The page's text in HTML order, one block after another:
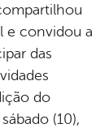
e convidou a
das
do
(10),